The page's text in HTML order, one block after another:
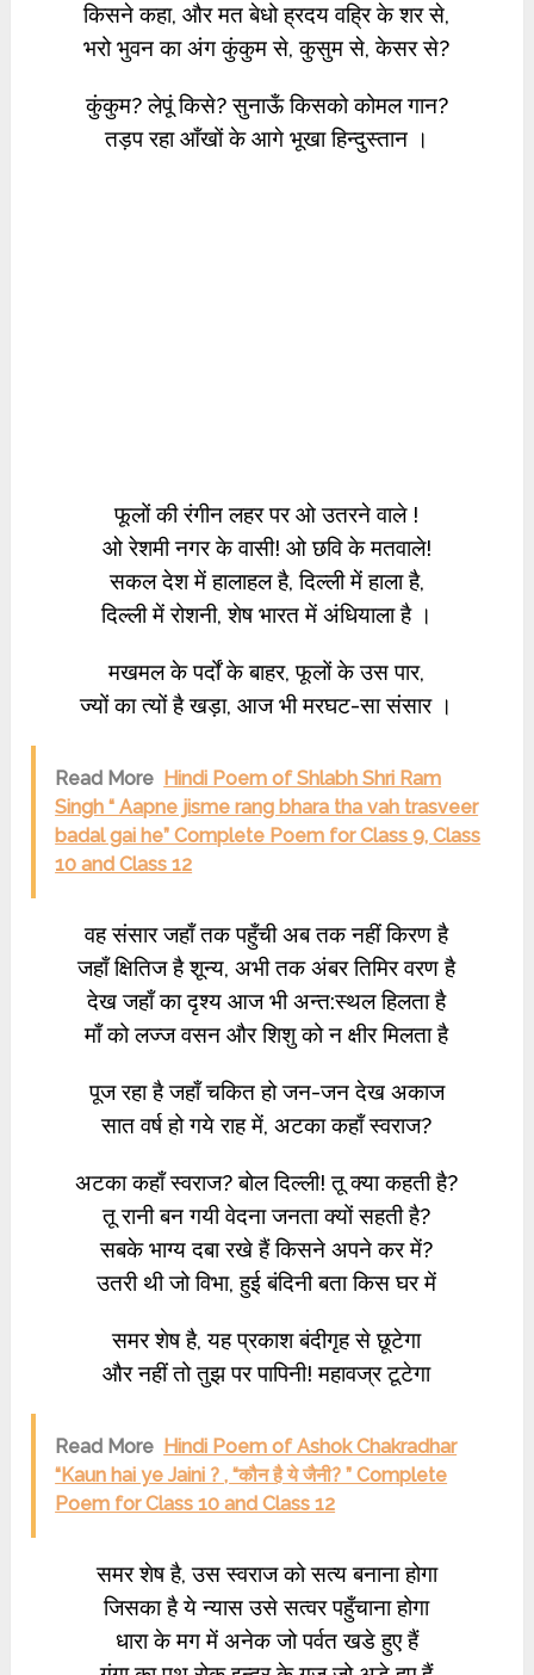
किसने कहा, और मत बेधो ह्रदय वह्रि के शर से,
भरो भुवन का अंग कुंकुम से, कुसुम से, केसर से?
कुंकुम? लेपूं किसे? सुनाऊँ किसको कोमल गान?
तड़प रहा आँखों के आगे भूखा हिन्दुस्तान ।
फूलों की रंगीन लहर पर ओ उतरने वाले !
ओ रेशमी नगर के वासी! ओ छवि के मतवाले!
सकल देश में हालाहल है, दिल्ली में हाला है,
दिल्ली में रोशनी, शेष भारत में अंधियाला है ।
मखमल के पर्दों के बाहर, फूलों के उस पार,
ज्यों का त्यों है खड़ा, आज भी मरघट-सा संसार ।
Read More Hindi Poem of Shlabh Shri Ram
Singh “ Aapne jisme rang bhara tha vah trasveer
badal gai he” Complete Poem for Class 9, Class
10 and Class 12
वह संसार जहाँ तक पहुँची अब तक नहीं किरण है
जहाँ क्षितिज है शून्य, अभी तक अंबर तिमिर वरण है
देख जहाँ का दृश्य आज भी अन्त:स्थल हिलता है
माँ को लज्ज वसन और शिशु को न क्षीर मिलता है
पूज रहा है जहाँ चकित हो जन-जन देख अकाज
सात वर्ष हो गये राह में, अटका कहाँ स्वराज?
अटका कहाँ स्वराज? बोल दिल्ली! तू क्या कहती है?
तू रानी बन गयी वेदना जनता क्यों सहती है?
सबके भाग्य दबा रखे हैं किसने अपने कर में?
उतरी थी जो विभा, हुई बंदिनी बता किस घर में
समर शेष है, यह प्रकाश बंदीगृह से छूटेगा
और नहीं तो तुझ पर पापिनी! महावज्र टूटेगा
Read More Hindi Poem of Ashok Chakradhar
“Kaun hai ye Jaini ? , “कौन है ये जैनी? ” Complete
Poem for Class 10 and Class 12
समर शेष है, उस स्वराज को सत्य बनाना होगा
जिसका है ये न्यास उसे सत्वर पहुँचाना होगा
धारा के मग में अनेक जो पर्वत खडे हुए हैं